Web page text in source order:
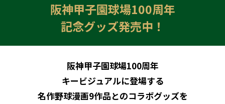
阪神甲子園球場100周年
記念グッズ発売中！
阪神甲子園球場100周年
キービジュアルに登場する
名作野球漫画9作品とのコラボグッズを